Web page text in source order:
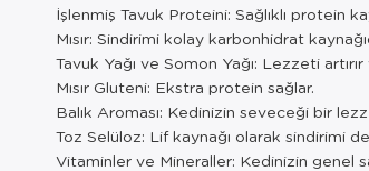
İşlenmiş Tavuk Proteini: Sağlıklı protein
Mısır: Sindirimi kolay karbonhidrat
Tavuk Yağı ve Somon Yağı: Lezzeti
Mısır Gluteni: Ekstra protein sağlar.
Balık Aroması: Kedinizin seveceği bir
Toz Selüloz: Lif kaynağı olarak sindirimi
Vitaminler ve Mineraller: Kedinizin genel